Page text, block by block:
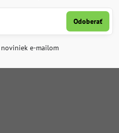
Odoberať
e-mailom